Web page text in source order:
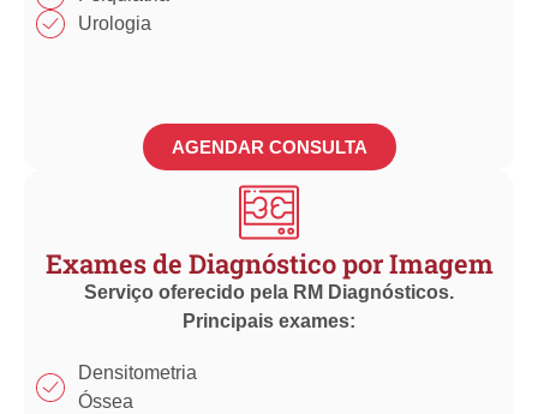
Urologia
AGENDAR CONSULTA
Exames de Diagnóstico por Imagem
Serviço oferecido pela RM Diagnósticos.
Principais exames:
Densitometria
Óssea